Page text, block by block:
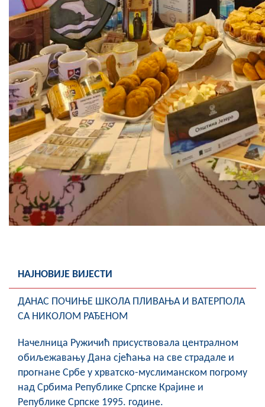
НАЈНОВИЈЕ ВИЈЕСТИ
ДАНАС ПОЧИЊЕ ШКОЛА ПЛИВАЊА И ВАТЕРПОЛА
СА НИКОЛОМ РАЂЕНОМ
Начелница Ружичић присуствовала централном
обиљежавању Дана сјећања на све страдале и
прогнане Србе у хрватско-муслиманском погрому
над Србима Републике Српске Крајине и
Републике Српске 1995. године.